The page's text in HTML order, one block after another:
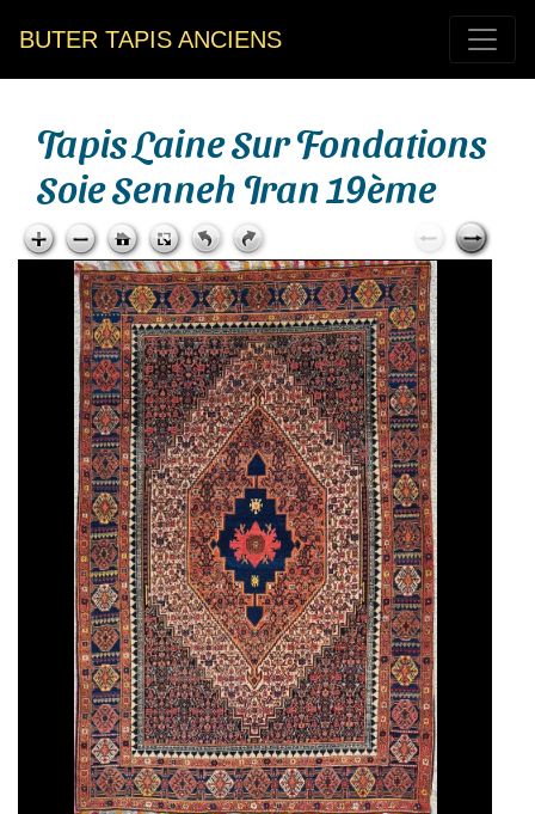
BUTER TAPIS ANCIENS
Tapis Laine Sur Fondations
Soie Senneh Iran 19ème